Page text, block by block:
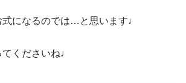
式になるのでは…と思います♩
くださいね♩